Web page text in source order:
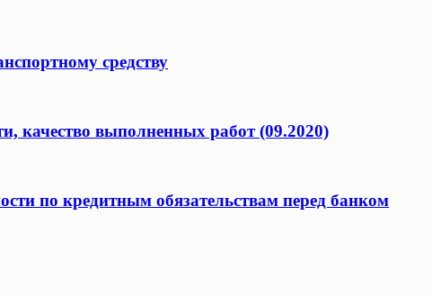
средству
качество выполненных работ (09.2020)
по кредитным обязательствам перед банком